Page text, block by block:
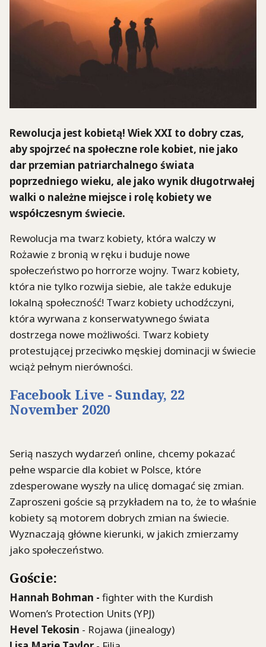
Rewolucja jest kobietą! Wiek XXI to dobry czas,
aby spojrzeć na społeczne role kobiet, nie jako
dar przemian patriarchalnego świata
poprzedniego wieku, ale jako wynik długotrwałej
walki o należne miejsce i rolę kobiety we
współczesnym świecie.
Rewolucja ma twarz kobiety, która walczy w
Rożawie z bronią w ręku i buduje nowe
społeczeństwo po horrorze wojny. Twarz kobiety,
która nie tylko rozwija siebie, ale także edukuje
lokalną społeczność! Twarz kobiety uchodźczyni,
która wyrwana z konserwatywnego świata
dostrzega nowe możliwości. Twarz kobiety
protestującej przeciwko męskiej dominacji w świecie
wciąż pełnym nierówności.
Facebook Live - Sunday, 22
November 2020
Serią naszych wydarzeń online, chcemy pokazać
pełne wsparcie dla kobiet w Polsce, które
zdesperowane wyszły na ulicę domagać się zmian.
Zaproszeni goście są przykładem na to, że to właśnie
kobiety są motorem dobrych zmian na świecie.
Wyznaczają główne kierunki, w jakich zmierzamy
jako społeczeństwo.
Goście:
Hannah Bohman - fighter with the Kurdish
Women’s Protection Units (YPJ)
Hevel Tekosin - Rojawa (jinealogy)